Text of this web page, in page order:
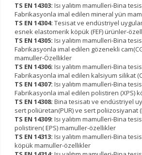
TS EN 14303: Isı yalıtım mamulleri-Bina
Fabrikasyonla imal edilen mineral yün
TS EN 14304: Tesisat ve endüstriyel
esnek elastomerik köpük (FEF) ürünler-
TS EN 14305: Isı yalıtım mamulleri-Bina
Fabrikasyonla imal edilen gözenekli
mamuller-Özellikler
TS EN 14306: Isı yalıtım mamulleri-Bina
Fabrikasyonla imal edilen kalsiyum silikat
TS EN 14307: Isı yalıtım mamulleri-Bina
Fabrikasyonla imal edilen polistiren (XPS)
TS EN 14308: Bina tesisatı ve endüstriyel
sert poliüretan(PUR) ve sert poliizosiyanat
TS EN 14309: Isı yalıtım mamulleri-Bina
polistiren( EPS) mamuller-özellikler
TS EN 14313: Isı yalıtım mamulleri-Bina
köpük mamuller-özellikler